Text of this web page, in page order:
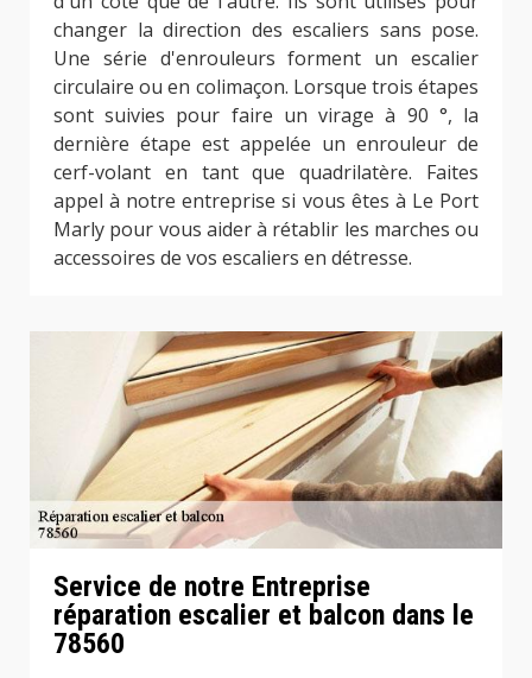
changer la direction des escaliers sans pose.
Une série d'enrouleurs forment un escalier
circulaire ou en colimaçon. Lorsque trois étapes
sont suivies pour faire un virage à 90 °, la
dernière étape est appelée un enrouleur de
cerf-volant en tant que quadrilatère. Faites
appel à notre entreprise si vous êtes à Le Port
Marly pour vous aider à rétablir les marches ou
accessoires de vos escaliers en détresse.
Service de notre Entreprise
réparation escalier et balcon dans le
78560